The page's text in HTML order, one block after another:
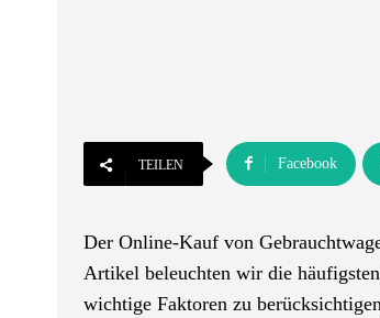
TEILEN Facebook
Der Online-Kauf von
Artikel beleuchten wir die
wichtige Faktoren zu